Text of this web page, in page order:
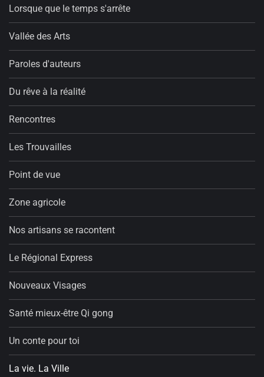
Lorsque que le temps s'arrête
Vallée des Arts
Paroles d'auteurs
Du rêve à la réalité
Rencontres
Les Trouvailles
Point de vue
Zone agricole
Nos artisans se racontent
Le Régional Express
Nouveaux Visages
Santé mieux-être Qi gong
Un conte pour toi
La vie. La Ville